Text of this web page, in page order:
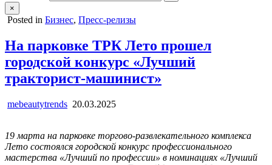
×
Posted in Бизнес, Пресс-релизы
На парковке ТРК Лето прошел
городской конкурс «Лучший
тракторист-машинист»
mebeautytrends 20.03.2025
19 марта на парковке торгово-развлекательного комплекса
Лето состоялся городской конкурс профессионального
мастерства «Лучший по профессии» в номинациях «Лучший